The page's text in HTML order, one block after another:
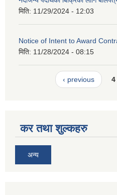
मिति: 11/29/2024 - 12:03
Notice of Intent to Award
मिति: 11/28/2024 - 08:15
‹ previous 4
कर तथा शुल्कहरु
अन्य